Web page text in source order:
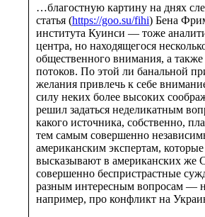
…благостную картину на днях
статья (https://goo.su/fihi) Бена
института Куинси — тоже
центра, но находящегося
общественного внимания, а
потоков. По этой ли банальной
желания привлечь к себе
силу неких более высоких
решил задаться неделикатным
какого источника, собственно,
тем самым совершенно
американским экспертам, которые
высказывают в американских же
совершенно беспристрастные
разным интересным вопросам —
например, про конфликт на